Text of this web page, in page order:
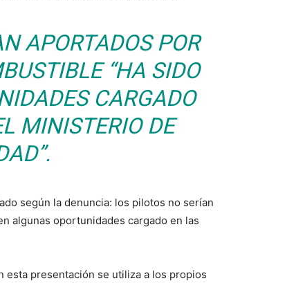
APORTADOS POR
“HA SIDO
CARGADO
MINISTERIO DE
según la denuncia: los pilotos no serían
algunas oportunidades cargado en las
esta presentación se utiliza a los propios